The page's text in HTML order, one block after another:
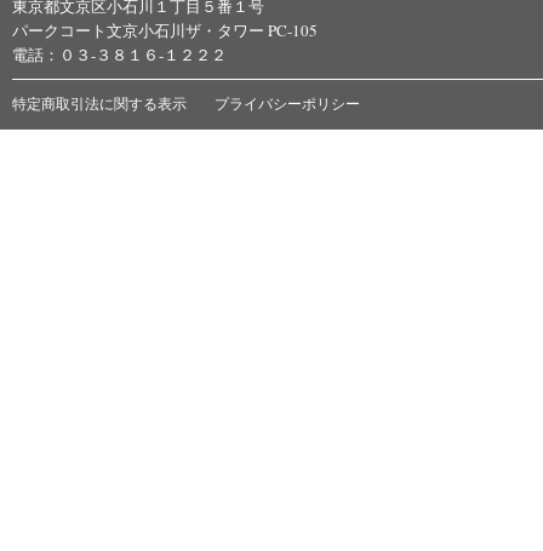
東京都文京区小石川１丁目５番１号
パークコート文京小石川ザ・タワー PC-105
電話：０３-３８１６-１２２２
特定商取引法に関する表示 プライバシーポリシー